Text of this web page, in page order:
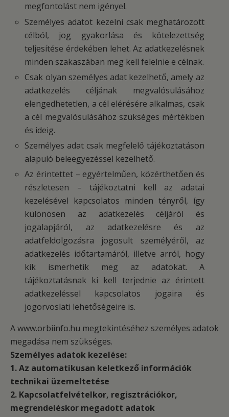
megfontolást nem igényel.
Személyes adatot kezelni csak meghatározott
célból, jog gyakorlása és kötelezettség
teljesítése érdekében lehet. Az adatkezelésnek
minden szakaszában meg kell felelnie e célnak.
Csak olyan személyes adat kezelhető, amely az
adatkezelés céljának megvalósulásához
elengedhetetlen, a cél elérésére alkalmas, csak
a cél megvalósulásához szükséges mértékben
és ideig.
Személyes adat csak megfelelő tájékoztatáson
alapuló beleegyezéssel kezelhető.
Az érintettet – egyértelműen, közérthetően és
részletesen – tájékoztatni kell az adatai
kezelésével kapcsolatos minden tényről, így
különösen az adatkezelés céljáról és
jogalapjáról, az adatkezelésre és az
adatfeldolgozásra jogosult személyéről, az
adatkezelés időtartamáról, illetve arról, hogy
kik ismerhetik meg az adatokat. A
tájékoztatásnak ki kell terjednie az érintett
adatkezeléssel kapcsolatos jogaira és
jogorvoslati lehetőségeire is.
A www.orbiinfo.hu megtekintéséhez személyes adatok
megadása nem szükséges.
Személyes adatok kezelése:
1. Az automatikusan keletkező információk
technikai üzemeltetése
2. Kapcsolatfelvételkor, regisztrációkor,
megrendeléskor megadott adatok